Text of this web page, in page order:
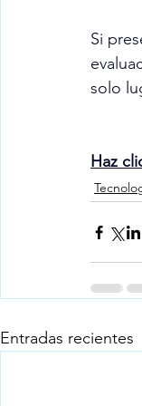
Si
solo
Haz
Entradas recientes